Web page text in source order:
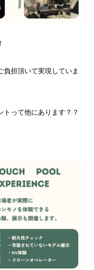
負担頂いて実現していま
って他にあります？？